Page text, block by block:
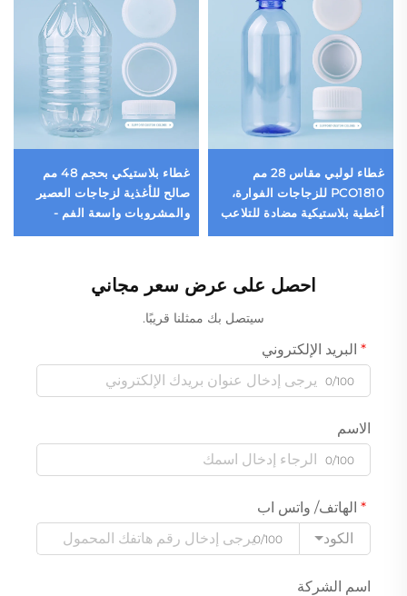
غطاء لولبي مقاس 28 مم
PCO1810 للزجاجات الفوارة،
أغطية بلاستيكية مضادة للتلاعب
غطاء بلاستيكي بحجم 48 مم
صالح للأغذية لزجاجات العصير
والمشروبات واسعة الفم -
احصل على عرض سعر مجاني
سيتصل بك ممثلنا قريبًا.
البريد الإلكتروني
0/100
الاسم
0/100
الهاتف/ واتس اب
الكود
0/100
اسم الشركة